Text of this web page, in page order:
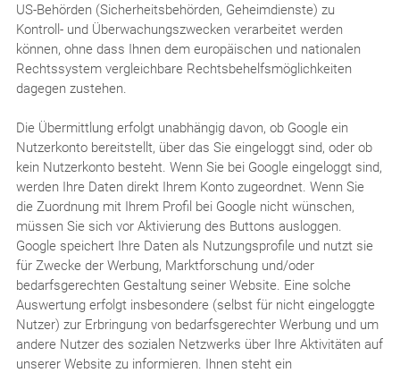
US-Behörden (Sicherheitsbehörden, Geheimdienste) zu
Kontroll- und Überwachungszwecken verarbeitet werden
können, ohne dass Ihnen dem europäischen und nationalen
Rechtssystem vergleichbare Rechtsbehelfsmöglichkeiten
dagegen zustehen.
Die Übermittlung erfolgt unabhängig davon, ob Google ein
Nutzerkonto bereitstellt, über das Sie eingeloggt sind, oder ob
kein Nutzerkonto besteht. Wenn Sie bei Google eingeloggt sind,
werden Ihre Daten direkt Ihrem Konto zugeordnet. Wenn Sie
die Zuordnung mit Ihrem Profil bei Google nicht wünschen,
müssen Sie sich vor Aktivierung des Buttons ausloggen.
Google speichert Ihre Daten als Nutzungsprofile und nutzt sie
für Zwecke der Werbung, Marktforschung und/oder
bedarfsgerechten Gestaltung seiner Website. Eine solche
Auswertung erfolgt insbesondere (selbst für nicht eingeloggte
Nutzer) zur Erbringung von bedarfsgerechter Werbung und um
andere Nutzer des sozialen Netzwerks über Ihre Aktivitäten auf
unserer Website zu informieren. Ihnen steht ein